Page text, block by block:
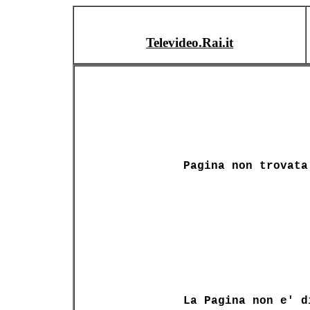
Televideo.Rai.it
Pagina non trovata
La Pagina non e'